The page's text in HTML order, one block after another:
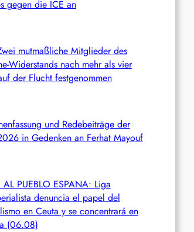
gegen die ICE an
mutmaßliche Mitglieder des
Widerstands nach mehr als vier
der Flucht festgenommen
und Redebeiträge der
in Gedenken an Ferhat Mayouf
AL PUEBLO ESPANA: Liga
denuncia el papel del
en Ceuta y se concentrará en
(06.08)